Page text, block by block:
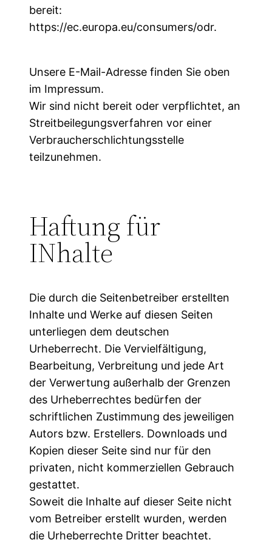
bereit:
https://ec.europa.eu/consumers/odr.
Unsere E-Mail-Adresse finden Sie oben
im Impressum.
Wir sind nicht bereit oder verpflichtet, an
Streitbeilegungsverfahren vor einer
Verbraucherschlichtungsstelle
teilzunehmen.
Haftung für
INhalte
Die durch die Seitenbetreiber erstellten
Inhalte und Werke auf diesen Seiten
unterliegen dem deutschen
Urheberrecht. Die Vervielfältigung,
Bearbeitung, Verbreitung und jede Art
der Verwertung außerhalb der Grenzen
des Urheberrechtes bedürfen der
schriftlichen Zustimmung des jeweiligen
Autors bzw. Erstellers. Downloads und
Kopien dieser Seite sind nur für den
privaten, nicht kommerziellen Gebrauch
gestattet.
Soweit die Inhalte auf dieser Seite nicht
vom Betreiber erstellt wurden, werden
die Urheberrechte Dritter beachtet.